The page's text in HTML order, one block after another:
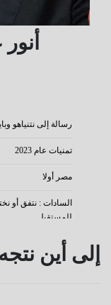
رسالة إلى نتنياهو
تمنيات عام 2023
مصر أولا
السادات : نتفق أو
للمستقبل
كفانا إدانات
إلى أين